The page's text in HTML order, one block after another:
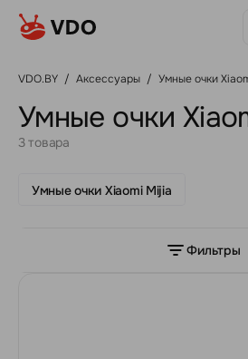
VDO.BY / Аксессуары / Умные очки
Умные очки
3 товара
Умные очки Xiaomi Mijia
Фильтры